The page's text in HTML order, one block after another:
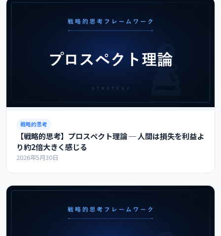
戦略的思考
【戦略的思考】プロスペクト理論 ─ 人間は損失を利益よ
り約2倍大きく感じる
2026年5月30日